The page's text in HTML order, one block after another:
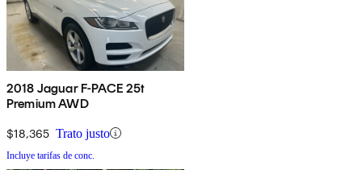
2018 Jaguar F-PACE 25t
Premium AWD
$18,365 Trato justo
Incluye tarifas de conc.